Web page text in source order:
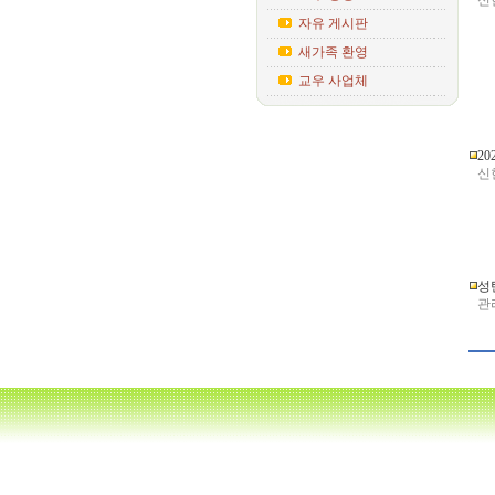
자유 게시판
새가족 환영
교우 사업체
신
성
관